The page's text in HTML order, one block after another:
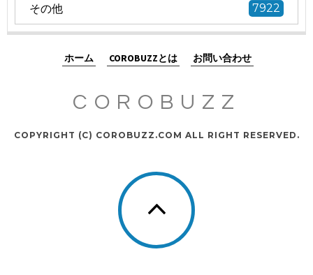
その他 7922
ホーム COROBUZZとは お問い合わせ
COROBUZZ
COPYRIGHT (C) COROBUZZ.COM ALL RIGHT RESERVED.